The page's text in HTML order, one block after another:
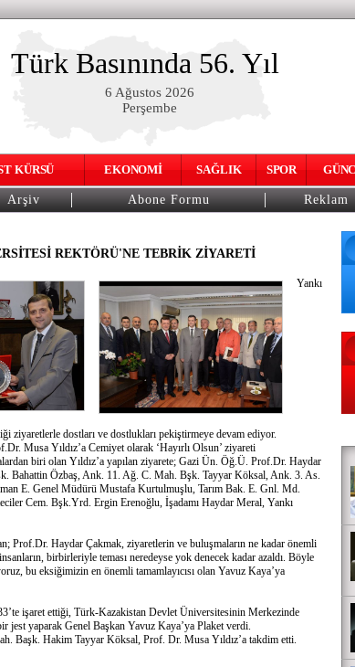
Türk Basınında 56. Yıl
6 Ağustos 2026
Perşembe
KÜRSÜ EKONOMİ SAĞLIK SPOR
Arşiv Abone Formu Reklam
REKTÖRÜ'NE TEBRİK ZİYARETİ
Yankı
ziyaretlerle dostları ve dostlukları pekiştirmeye devam ediyor.
Musa Yıldız’a Cemiyet olarak ‘Hayırlı Olsun’ ziyareti
biri olan Yıldız’a yapılan ziyarete; Gazi Ün. Öğ.Ü. Prof.Dr. Haydar
Bahattin Özbaş, Ank. 11. Ağ. C. Mah. Bşk. Tayyar Köksal, Ank. 3. As.
E. Genel Müdürü Mustafa Kurtulmuşlu, Tarım Bak. E. Gnl. Md.
Cem. Bşk.Yrd. Ergin Erenoğlu, İşadamı Haydar Meral, Yankı
Prof.Dr. Haydar Çakmak, ziyaretlerin ve buluşmaların ne kadar önemli
birbirleriyle teması neredeyse yok denecek kadar azaldı. Böyle
bu eksiğimizin en önemli tamamlayıcısı olan Yavuz Kaya’ya
işaret ettiği, Türk-Kazakistan Devlet Üniversitesinin Merkezinde
yaparak Genel Başkan Yavuz Kaya’ya Plaket verdi.
Başk. Hakim Tayyar Köksal, Prof. Dr. Musa Yıldız’a takdim etti.